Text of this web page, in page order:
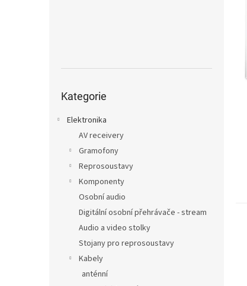
kategorie
Kategorie
Elektronika
AV receivery
Gramofony
Reprosoustavy
Komponenty
Osobní audio
Digitální osobní přehrávače - stream
Audio a video stolky
Stojany pro reprosoustavy
Kabely
anténní